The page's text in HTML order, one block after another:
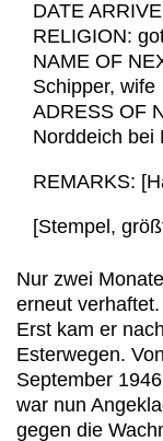
DATE
RELIGION:
NAME OF
Schipper, wife
ADRESS OF
Norddeich bei
REMARKS:
[Stempel,
Nur zwei
erneut
Erst kam er
Esterwegen.
September
war nun
gegen die